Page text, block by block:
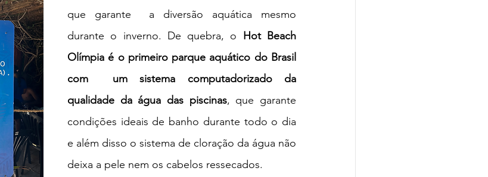
que garante  a diversão aquática mesmo
durante o inverno. De quebra, o Hot Beach
Olímpia é o primeiro parque aquático do Brasil
com  um sistema computadorizado da
qualidade da água das piscinas, que garante
condições ideais de banho durante todo o dia
e além disso o sistema de cloração da água não
deixa a pele nem os cabelos ressecados.